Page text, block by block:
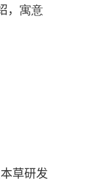
寓意
草研发